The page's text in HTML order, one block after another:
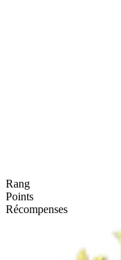
Rang
Points
Récompenses